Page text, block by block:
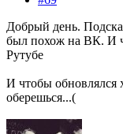
Добрый день.
был похож на ВК. И
Рутубе
И чтобы обновлялся
оберешься...(